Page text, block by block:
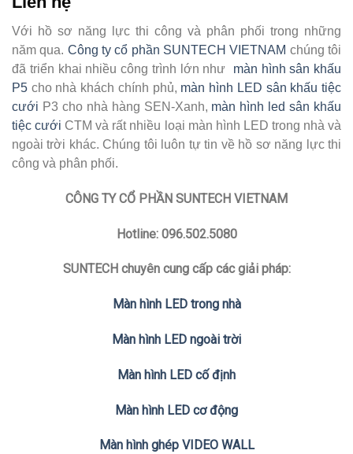
Với hồ sơ năng lực thi công và phân phối trong những
năm qua. Công ty cổ phần SUNTECH VIETNAM chúng tôi
đã triển khai nhiều công trình lớn như
màn hình sân khấu
P5 cho nhà khách chính phủ, màn hình LED sân khấu tiệc
cưới P3 cho nhà hàng SEN-Xanh, màn hình led sân khấu
tiệc cưới CTM và rất nhiều loại màn hình LED trong nhà và
ngoài trời khác. Chúng tôi luôn tự tin về hồ sơ năng lực thi
công và phân phối.
CÔNG TY CỔ PHẦN SUNTECH VIETNAM
Hotline: 096.502.5080
SUNTECH chuyên cung cấp các giải pháp:
Màn hình LED trong nhà
Màn hình LED ngoài trời
Màn hình LED cố định
Màn hình LED cơ động
Màn hình ghép VIDEO WALL